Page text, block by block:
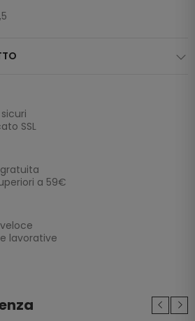
SSL
a 59€
lavorative